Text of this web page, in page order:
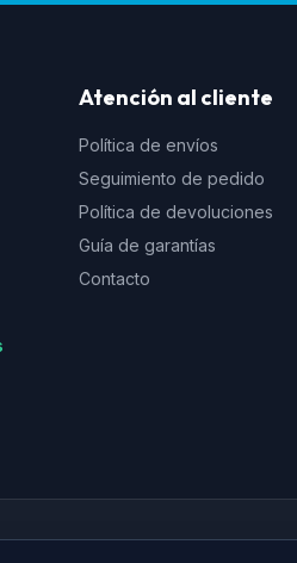
Atención al cliente
Política de envíos
Seguimiento de pedido
Política de devoluciones
Guía de garantías
Contacto